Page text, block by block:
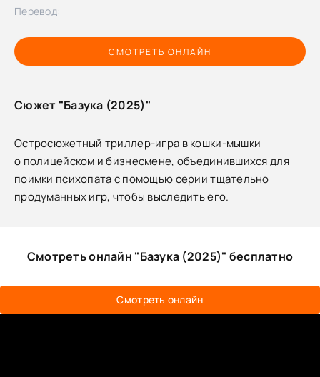
СМОТРЕТЬ ОНЛАЙН
Перевод:
Сюжет "Базука (2025)"
Остросюжетный триллер-игра в кошки-мышки
о полицейском и бизнесмене, объединившихся для
поимки психопата с помощью серии тщательно
продуманных игр, чтобы выследить его.
Смотреть онлайн "Базука (2025)" бесплатно
Смотреть онлайн